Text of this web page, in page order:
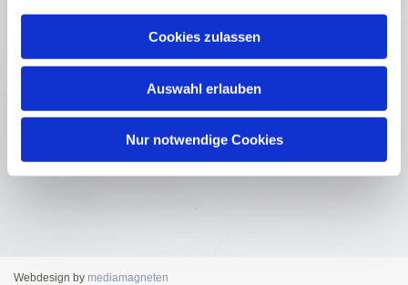
Cookies zulassen
Auswahl erlauben
Nur notwendige Cookies
Ich habe die Datenschutzerklärung zur Kenntnis
genommen und stimme der Datenverarbeitung zu. *
Webdesign by mediamagneten